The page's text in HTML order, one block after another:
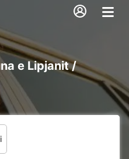
e Lipjanit /